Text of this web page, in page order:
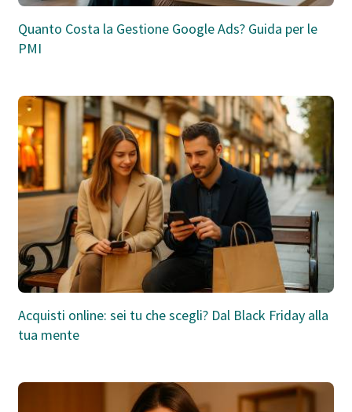
Quanto Costa la Gestione Google Ads? Guida per le
PMI
Acquisti online: sei tu che scegli? Dal Black Friday alla
tua mente